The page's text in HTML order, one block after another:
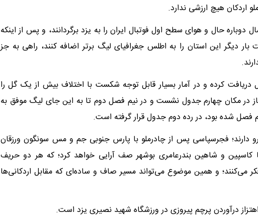
اردکان هیچ ارزشی ندارد.
«سعید اخباری» اگر می‌خواهد پس از ۲۰ سال دوباره حال و هوای سطح اول فوتبال ایران را به یزد برگردانند، و پس از اینکه
دیگر این استان را به اطلس جغرافیای لیگ برتر اضافه کنند، راهی به جز
۱۴ گل در بازی‌های فصل دریافت کرده و در آمار بسیار قابل توجه شکست با اختلاف بیش از یک گل را
است!؛ و در نیم فصل با کسب ۳۳ امتیاز در مکان چهارم جدول نشست و در نیم فصل دوم تا به این‌ جای لیگ موفق به
دارند؛ فجرسپاسی پس از چادرملو با پارس جنوبی جم و مس سونگون ورزقان
کاسپین و شاهین بندرعامری بوشهر صف آرایی خواهد کرد؛ که هر دو حریف
می‌کنند؛ و همین موضوع می‌تواند مسیر صاف و ساده‌ای که مقابل اردکانی‌ها
درآوردن پرچم پیروزی در ورزشگاه شهید نصیری یزد است.